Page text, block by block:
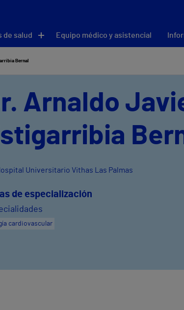
de salud Equipo médico y asistencial
Bernal
Arnaldo
Universitario Vithas Las Palmas
de especialización
cardiovascular